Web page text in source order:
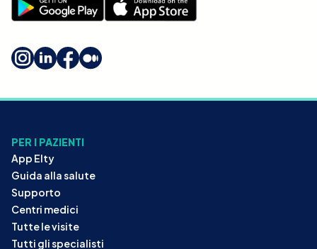
PER I PAZIENTI
App Elty
Guida alla salute
Supporto
Centri medici
Tutte le visite
Tutti gli specialisti